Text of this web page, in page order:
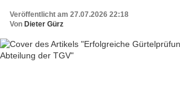
Veröffentlicht am 27.07.2026 22:18
Von Dieter Gürz